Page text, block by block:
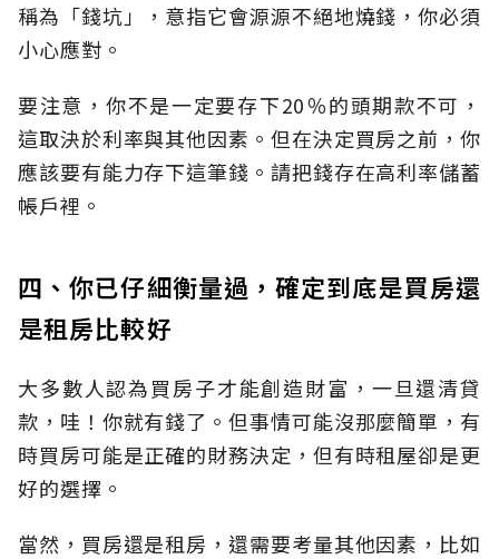
稱為「錢坑」，意指它會源源不絕地燒錢，你必須
小心應對。
要注意，你不是一定要存下20％的頭期款不可，
這取決於利率與其他因素。但在決定買房之前，你
應該要有能力存下這筆錢。請把錢存在高利率儲蓄
帳戶裡。
四、你已仔細衡量過，確定到底是買房還
是租房比較好
大多數人認為買房子才能創造財富，一旦還清貸
款，哇！你就有錢了。但事情可能沒那麼簡單，有
時買房可能是正確的財務決定，但有時租屋卻是更
好的選擇。
當然，買房還是租房，還需要考量其他因素，比如